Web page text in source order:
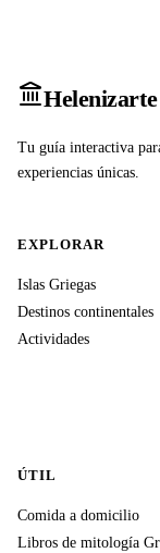
Helenizarte
Tu guía interactiva
experiencias únicas.
EXPLORAR
Islas Griegas
Destinos continentales
Actividades
ÚTIL
Comida a domicilio
Libros de mitología